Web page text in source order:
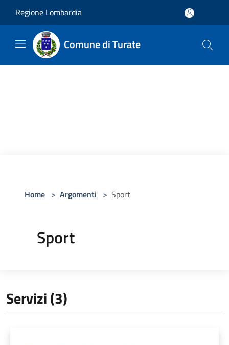
Regione Lombardia
Comune di Turate
Home > Argomenti > Sport
Sport
Servizi (3)